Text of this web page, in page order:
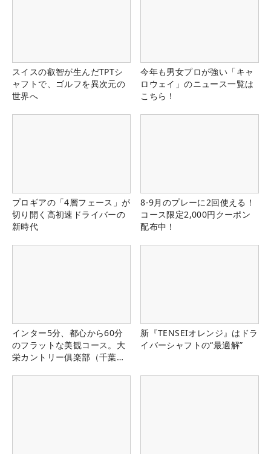
スイスの叡智が生んだTPTシ
ャフトで、ゴルフを異次元の
世界へ
今年も男女プロが強い「キャ
ロウェイ」のニュース一覧は
こちら！
プロギアの「4層フェース」が
切り開く高初速ドライバーの
新時代
8-9月のプレーに2回使える！
コース限定2,000円クーポン
配布中！
インター5分、都心から60分
のフラットな美観コース。大
栄カントリー俱楽部（千葉
新『TENSEIオレンジ』はドラ
イバーシャフトの“最適解”